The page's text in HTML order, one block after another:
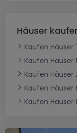
Häuser
Kaufen Häuser
Kaufen Häuser
Kaufen
Kaufen Häuser
Kaufen Häuser